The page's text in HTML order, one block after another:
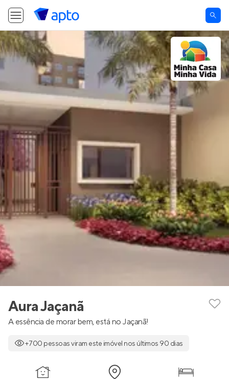
Aura Jaçanã
A essência de morar bem, está no Jaçanã!
+700 pessoas viram este imóvel nos últimos 90 dias